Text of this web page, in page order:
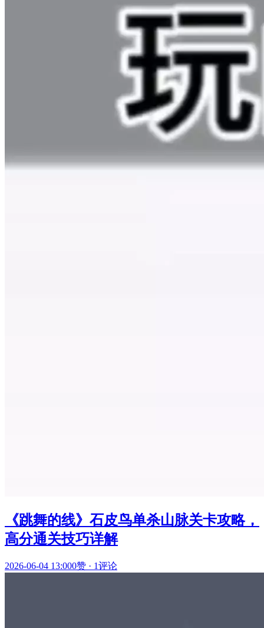
《跳舞的线》石皮鸟单杀山脉关卡攻略，
高分通关技巧详解
2026-06-04 13:000赞 · 1评论